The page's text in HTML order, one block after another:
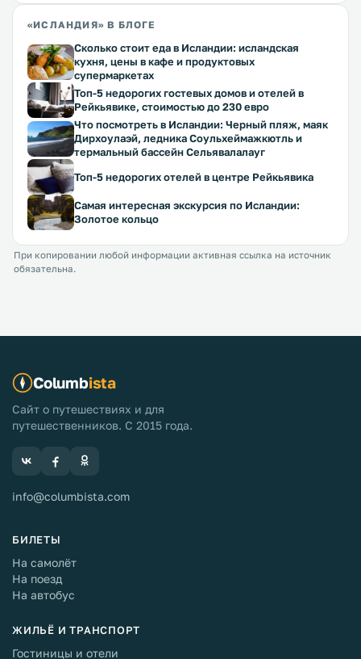
«ИСЛАНДИЯ» В БЛОГЕ
Сколько стоит еда в Исландии: исландская
кухня, цены в кафе и продуктовых
супермаркетах
Топ-5 недорогих гостевых домов и отелей в
Рейкьявике, стоимостью до 230 евро
Что посмотреть в Исландии: Черный пляж, маяк
Дирхоулаэй, ледника Соульхеймажкютль и
термальный бассейн Сельявалалауг
Топ-5 недорогих отелей в центре Рейкьявика
Самая интересная экскурсия по Исландии:
Золотое кольцо
При копировании любой информации активная ссылка на источник
обязательна.
Columbista
Сайт о путешествиях и для
путешественников. С 2015 года.
info@columbista.com
БИЛЕТЫ
На самолёт
На поезд
На автобус
ЖИЛЬЁ И ТРАНСПОРТ
Гостиницы и отели